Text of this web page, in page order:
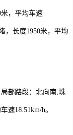
，平均车速
，长度1950米，平均
部路段：北向南,珠
速18.51km/h。